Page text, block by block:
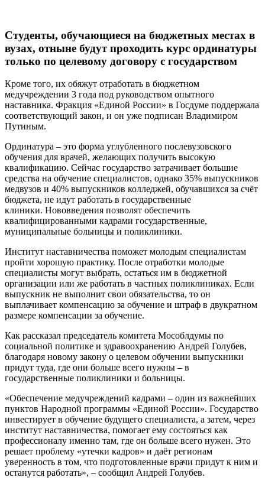
Студенты, обучающиеся на бюджетных местах в
вузах, отныне будут проходить курс ординатуры
только по целевому договору с государством
Кроме того, их обяжут отработать в бюджетном
медучреждении 3 года под руководством опытного
наставника. Фракция «Единой России» в Госдуме поддержала
соответствующий закон, и он уже подписан Владимиром
Путиным.
Ординатура – это форма углубленного послевузовского
обучения для врачей, желающих получить высокую
квалификацию. Сейчас государство затрачивает большие
средства на обучение специалистов, однако 35% выпускников
медвузов и 40% выпускников колледжей, обучавшихся за счёт
бюджета, не идут работать в государственные
клиники. Нововведения позволят обеспечить
квалифицированными кадрами государственные,
муниципальные больницы и поликлиники.
Институт наставничества поможет молодым специалистам
пройти хорошую практику. После отработки молодые
специалисты могут выбрать, остаться им в бюджетной
организации или же работать в частных поликлиниках. Если
выпускник не выполнит свои обязательства, то он
выплачивает компенсацию за обучение и штраф в двукратном
размере компенсации за обучение.
Как рассказал председатель комитета Мособлдумы по
социальной политике и здравоохранению Андрей Голубев,
благодаря новому закону о целевом обучении выпускники
придут туда, где они больше всего нужны – в
государственные поликлиники и больницы.
«Обеспечение медучреждений кадрами – один из важнейших
пунктов Народной программы «Единой России». Государство
инвестирует в обучение будущего специалиста, а затем, через
институт наставничества, помогает ему состояться как
профессионалу именно там, где он больше всего нужен. Это
решает проблему «утечки кадров» и даёт регионам
уверенность в том, что подготовленные врачи придут к ним и
останутся работать», – сообщил Андрей Голубев.